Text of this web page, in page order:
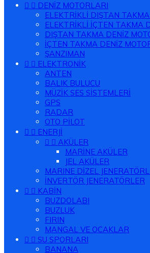
  DENİZ MOTORLARI
ELEKTRİKLİ DIŞTAN
ELEKTRİKLİ İÇTEN TAKMA
DIŞTAN TAKMA DENİZ
İÇTEN TAKMA DENİZ
ŞANZIMAN
  ELEKTRONİK
ANTEN
BALIK BULUCU
MÜZİK SES SİSTEMLERİ
GPS
RADAR
OTO PİLOT
  ENERJİ
  AKÜLER
MARİNE AKÜLER
JEL AKÜLER
MARINE DİZEL
İNVERTÖR JENERATÖRLER
  KABİN
BUZDOLABI
BUZLUK
FIRIN
MANGAL VE OCAKLAR
  SU SPORLARI
BANANA